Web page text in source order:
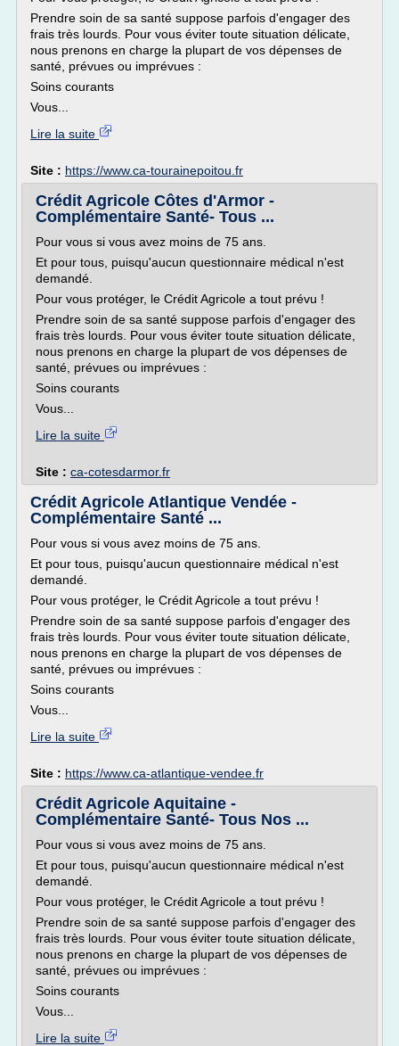
Prendre soin de sa santé suppose parfois d'engager des
frais très lourds. Pour vous éviter toute situation délicate,
nous prenons en charge la plupart de vos dépenses de
santé, prévues ou imprévues :
Soins courants
Vous...
Lire la suite
Site : https://www.ca-tourainepoitou.fr
Crédit Agricole Côtes d'Armor -
Complémentaire Santé- Tous ...
Pour vous si vous avez moins de 75 ans.
Et pour tous, puisqu'aucun questionnaire médical n'est
demandé.
Pour vous protéger, le Crédit Agricole a tout prévu !
Prendre soin de sa santé suppose parfois d'engager des
frais très lourds. Pour vous éviter toute situation délicate,
nous prenons en charge la plupart de vos dépenses de
santé, prévues ou imprévues :
Soins courants
Vous...
Lire la suite
Site : ca-cotesdarmor.fr
Crédit Agricole Atlantique Vendée -
Complémentaire Santé ...
Pour vous si vous avez moins de 75 ans.
Et pour tous, puisqu'aucun questionnaire médical n'est
demandé.
Pour vous protéger, le Crédit Agricole a tout prévu !
Prendre soin de sa santé suppose parfois d'engager des
frais très lourds. Pour vous éviter toute situation délicate,
nous prenons en charge la plupart de vos dépenses de
santé, prévues ou imprévues :
Soins courants
Vous...
Lire la suite
Site : https://www.ca-atlantique-vendee.fr
Crédit Agricole Aquitaine -
Complémentaire Santé- Tous Nos ...
Pour vous si vous avez moins de 75 ans.
Et pour tous, puisqu'aucun questionnaire médical n'est
demandé.
Pour vous protéger, le Crédit Agricole a tout prévu !
Prendre soin de sa santé suppose parfois d'engager des
frais très lourds. Pour vous éviter toute situation délicate,
nous prenons en charge la plupart de vos dépenses de
santé, prévues ou imprévues :
Soins courants
Vous...
Lire la suite